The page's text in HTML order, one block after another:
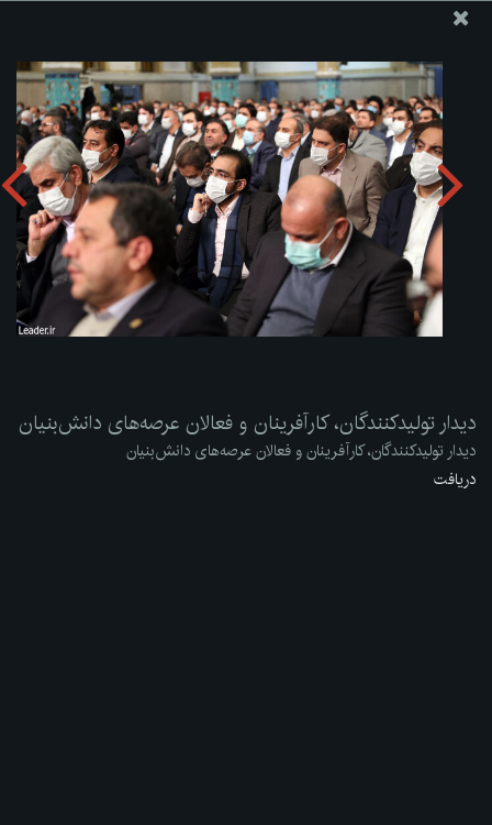
ارسال نامه
وجوهات
دیدار تولیدکنندگان، کارآفرینان و فعالان عرصه‌های دانش‌بنیان
دریافت آلبوم: zip
دیدار تولیدکنندگان، کارآفرینان و فعالان عرصه‌های دانش‌بنیان
دیدار تولیدکنندگان، کارآفرینان و فعالان عرصه‌های دانش‌بنیان
دریافت